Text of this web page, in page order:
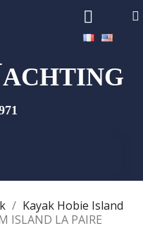
ACHTING
Kayak Hobie Island
ISLAND LA PAIRE